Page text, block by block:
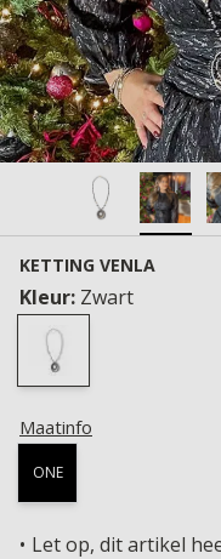
KETTING VENLA
Kleur: Zwart
Maatinfo
ONE
Let op, dit artikel